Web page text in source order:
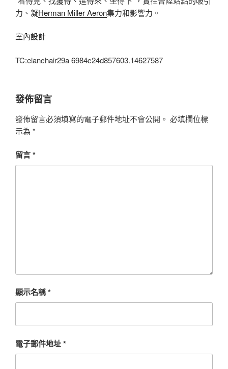
力、凝Herman Miller Aeron集力和影響力。
室內設計
TC:elanchair29a 6984c24d857603.14627587
發佈留言
發佈留言必須填寫的電子郵件地址不會公開。 必填欄位標
示為 *
留言*
顯示名稱*
電子郵件地址*